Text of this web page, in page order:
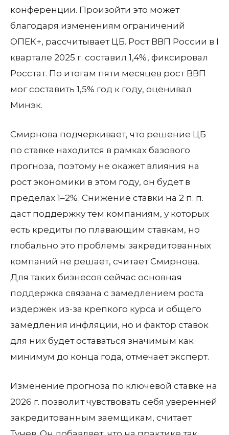
конференции. Произойти это может
благодаря изменениям ограничений
ОПЕК+, рассчитывает ЦБ. Рост ВВП России в I
квартале 2025 г. составил 1,4%, фиксировал
Росстат. По итогам пяти месяцев рост ВВП
мог составить 1,5% год к году, оценивал
Минэк.
Смирнова подчеркивает, что решение ЦБ
по ставке находится в рамках базового
прогноза, поэтому не окажет влияния на
рост экономики в этом году, он будет в
пределах 1–2%. Снижение ставки на 2 п. п.
даст поддержку тем компаниям, у которых
есть кредиты по плавающим ставкам, но
глобально это проблемы закредитованных
компаний не решает, считает Смирнова.
Для таких бизнесов сейчас основная
поддержка связана с замедлением роста
издержек из-за крепкого курса и общего
замедления инфляции, но и фактор ставок
для них будет оставаться значимым как
минимум до конца года, отмечает эксперт.
Изменение прогноза по ключевой ставке на
2026 г. позволит чувствовать себя уверенней
закредитованным заемщикам, считает